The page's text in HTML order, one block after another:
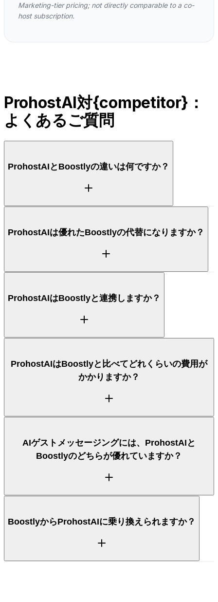
Marketing-tier pricing; not directly comparable to a co-
host subscription.
ProhostAI対{competitor}：
よくあるご質問
ProhostAIとBoostlyの違いは何ですか？
ク、アップセルを一つのプロダクトで処理するAIコホ
ストで、24時間365日のAutopilotとAI Memoryを備
えています。Boostly（Marketing Automation）はそ
のコア領域に強みがあります。上の比較表で、各ツー
ProhostAIは優れたBoostlyの代替になりますか？
る一つのAIコホストを求めるホストにとって、
ProhostAIは優れたBoostlyの代替です。多くのホス
トが、ツールを統合し、24時間365日のAutopilot返
信を得て、Hostaway、Hospitable、Guesty、
す。
ProhostAIはBoostlyと連携しますか？
管理システムであるHostaway、Hospitable、
Guesty、OwnerRez、さらにAirbnbへの直接接続に
接続します。ほとんどのホストは、Boostlyと組み合
わせるのではなく、PMSの上でProhostAIを動かして
います。
ProhostAIはBoostlyと比べてどれくらいの費用が
かかりますか？
すいリスティング単位の料金体系を採用しており、無
料プランから始められます。Boostlyの料金はティア
やアドオンによって異なるため、最新の数値は両社の
サイトでご確認ください。上の比較で、それぞれの料
金へのアプローチを記載しています。
AIゲストメッセージングには、ProhostAIと
Boostlyのどちらが優れていますか？
時間365日のAutopilot返信、確信度に基づく引き継
ぎ、各物件を学習するAI Memoryを備えています。
Boostlyは、そのカテゴリーによっては、メッセージ
ングを数ある機能の一つとして扱う場合があります。
BoostlyからProhostAIに乗り換えられますか？